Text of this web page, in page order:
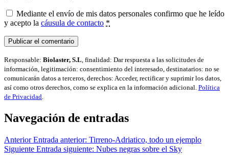
Mediante el envío de mis datos personales confirmo que he leído
y acepto la cáusula de contacto *
Responsable: Biolaster, S.L, finalidad: Dar respuesta a las solicitudes de
información, legitimación: consentimiento del interesado, destinatarios: no se
comunicarán datos a terceros, derechos: Acceder, rectificar y suprimir los datos,
así como otros derechos, como se explica en la información adicional. Política
de Privacidad.
Navegación de entradas
Anterior Entrada anterior: Tirreno-Adriatico, todo un ejemplo
Siguiente Entrada siguiente: Nubes negras sobre el Sky